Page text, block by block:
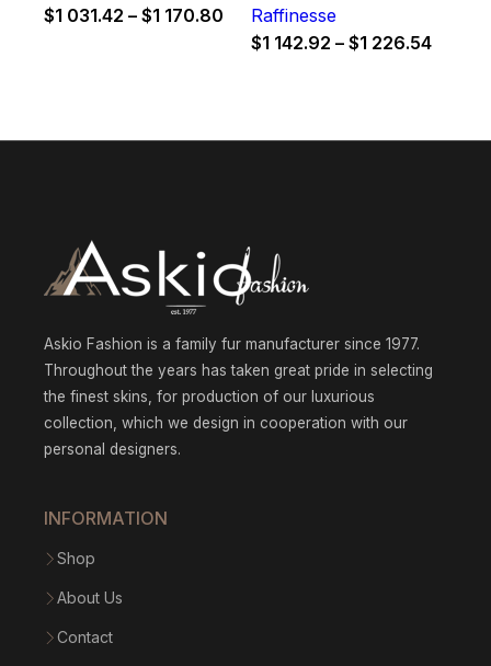
$1 031.42 – $1 170.80 Price
range:
Raffinesse
$1 142.92 – $1 226.54Price
Askio Fashion is a family fur manufacturer since 1977.
Throughout the years has taken great pride in selecting
the finest skins, for production of our luxurious
collection, which we design in cooperation with our
personal designers.
INFORMATION
Shop
About Us
Contact